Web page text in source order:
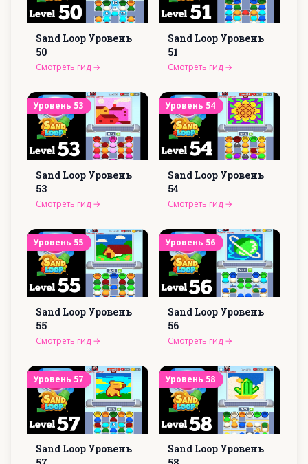
Sand Loop Уровень
50
Смотреть гид →
Sand Loop Уровень
51
Смотреть гид →
Уровень 53
Sand Loop Уровень
53
Смотреть гид →
Уровень 54
Sand Loop Уровень
54
Смотреть гид →
Уровень 55
Sand Loop Уровень
55
Смотреть гид →
Уровень 56
Sand Loop Уровень
56
Смотреть гид →
Уровень 57
Sand Loop Уровень
Уровень 58
Sand Loop Уровень